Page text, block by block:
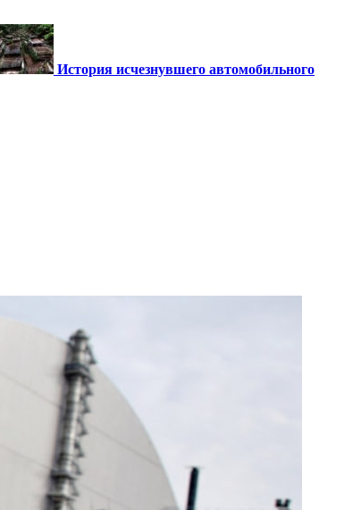
История исчезнувшего автомобильного